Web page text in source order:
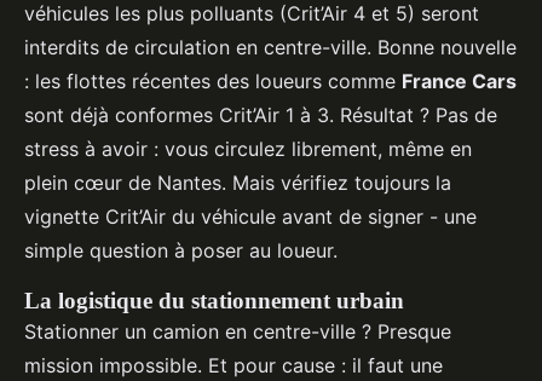
véhicules les plus polluants (Crit’Air 4 et 5) seront
interdits de circulation en centre-ville. Bonne nouvelle
: les flottes récentes des loueurs comme France Cars
sont déjà conformes Crit’Air 1 à 3. Résultat ? Pas de
stress à avoir : vous circulez librement, même en
plein cœur de Nantes. Mais vérifiez toujours la
vignette Crit’Air du véhicule avant de signer - une
simple question à poser au loueur.
La logistique du stationnement urbain
Stationner un camion en centre-ville ? Presque
mission impossible. Et pour cause : il faut une